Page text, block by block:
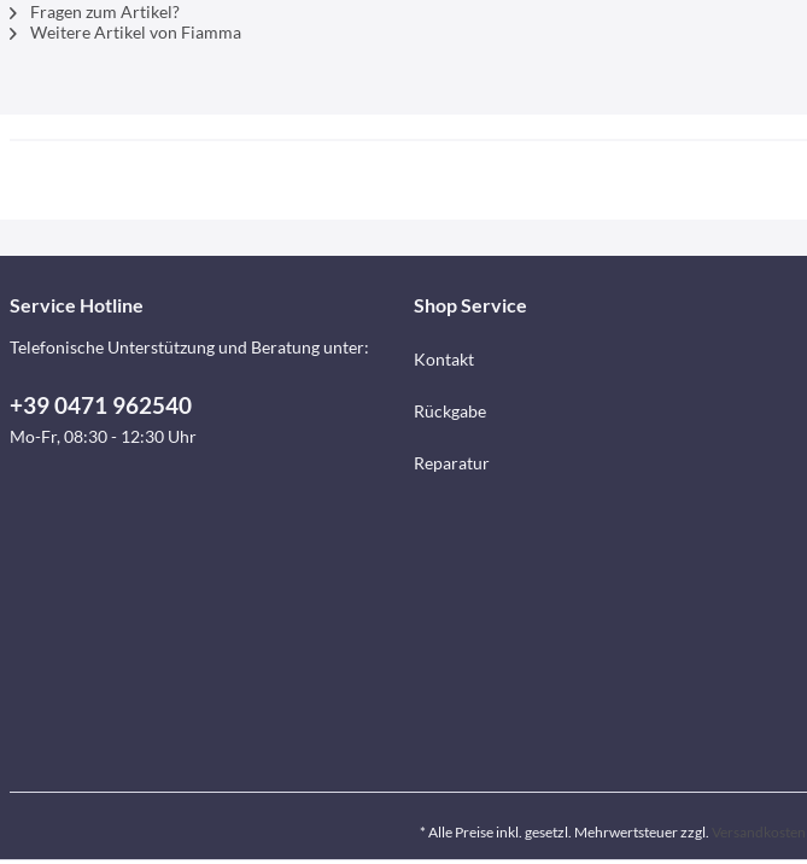
Fragen zum Artikel?
Weitere Artikel von Fiamma
Service Hotline
Telefonische Unterstützung und Beratung unter:
+39 0471 962540
Mo-Fr, 08:30 - 12:30 Uhr
Shop Service
Kontakt
Rückgabe
Reparatur
* Alle Preise inkl. gesetzl. Mehrwertsteuer zzgl.